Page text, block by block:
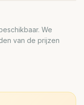
We
van de prijzen